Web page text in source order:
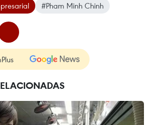
#Pham Minh Chinh